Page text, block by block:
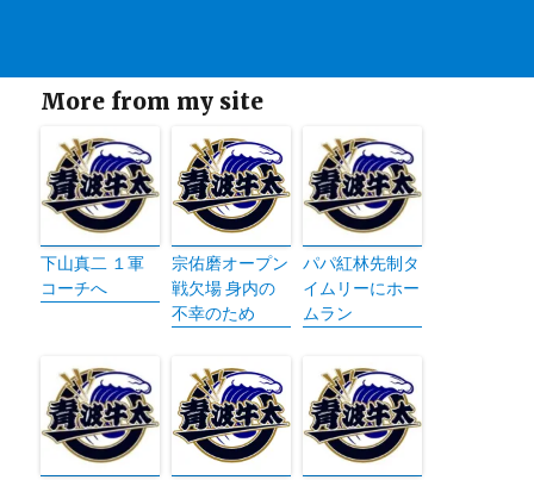
More from my site
下山真二 １軍
コーチへ
宗佑磨オープン
戦欠場 身内の
不幸のため
パパ紅林先制タ
イムリーにホー
ムラン